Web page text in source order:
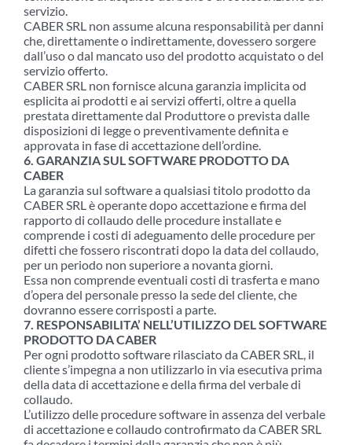
servizio.
CABER SRL non assume alcuna responsabilità per danni
che, direttamente o indirettamente, dovessero sorgere
dall’uso o dal mancato uso del prodotto acquistato o del
servizio offerto.
CABER SRL non fornisce alcuna garanzia implicita od
esplicita ai prodotti e ai servizi offerti, oltre a quella
prestata direttamente dal Produttore o prevista dalle
disposizioni di legge o preventivamente definita e
approvata in fase di accettazione dell’ordine.
6. GARANZIA SUL SOFTWARE PRODOTTO DA
CABER
La garanzia sul software a qualsiasi titolo prodotto da
CABER SRL è operante dopo accettazione e firma del
rapporto di collaudo delle procedure installate e
comprende i costi di adeguamento delle procedure per
difetti che fossero riscontrati dopo la data del collaudo,
per un periodo non superiore a novanta giorni.
Essa non comprende eventuali costi di trasferta e mano
d’opera del personale presso la sede del cliente, che
dovranno essere corrisposti a parte.
7. RESPONSABILITA’ NELL’UTILIZZO DEL SOFTWARE
PRODOTTO DA CABER
Per ogni prodotto software rilasciato da CABER SRL, il
cliente s’impegna a non utilizzarlo in via esecutiva prima
della data di accettazione e della firma del verbale di
collaudo.
L’utilizzo delle procedure software in assenza del verbale
di accettazione e collaudo controfirmato da CABER SRL